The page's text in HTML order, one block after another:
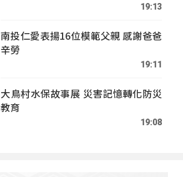
19:13
南投仁愛表揚16位模範父親 感謝爸爸
辛勞
19:11
大鳥村水保故事展 災害記憶轉化防災
教育
19:08